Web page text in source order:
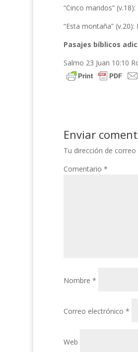
“Cinco maridos”
“Esta montaña”
Pasajes bíblicos
Salmo 23 Juan 10:10
Enviar
Tu dirección de
Comentario *
Nombre *
Correo electrónico *
Web